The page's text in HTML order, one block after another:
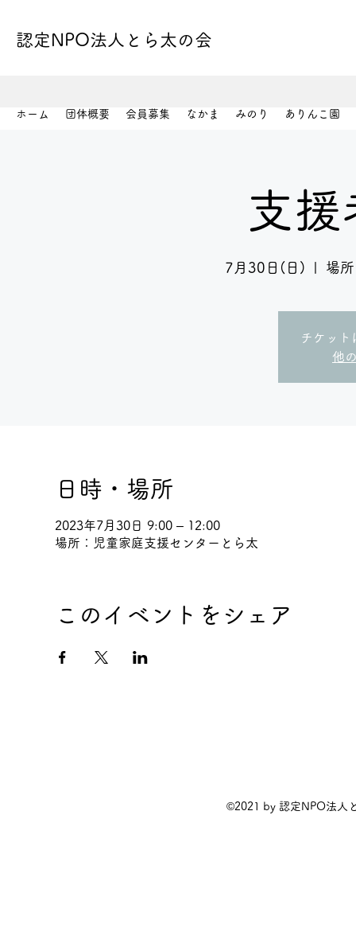
認定NPO法人とら太の会
ホーム 団体概要 会員募集 なかま みのり ありんこ園
支援
7月30日(日) 場
チケット
他
日時・場所
2023年7月30日 9:00 – 12:00
場所：児童家庭支援センターとら太
このイベントをシェア
©2021 by 認定NPO法人